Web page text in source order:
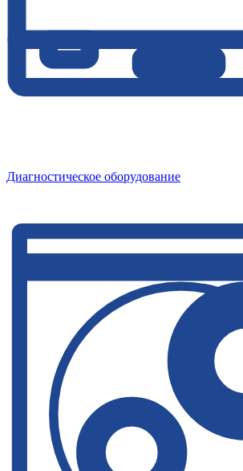
Диагностическое оборудование